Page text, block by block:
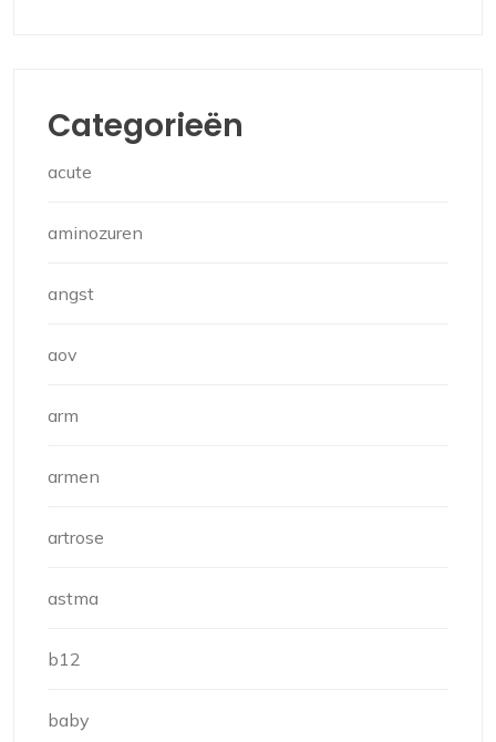
Categorieën
acute
aminozuren
angst
aov
arm
armen
artrose
astma
b12
baby